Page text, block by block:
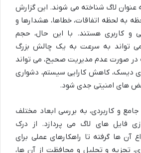
عنوان لاگ شناخته می شوند. این گزارش
به لحظه اتفاقات، خطاها، هشدارها و
و کاربری هستند. با این حال، حجم
می تواند به سرعت به یک چالش بزرگ
در صورت عدم مدیریت صحیح، می تواند
دیسک، کاهش کارایی سیستم، دشواری
های امنیتی جدی شود.
جامع و کاربردی، به بررسی ابعاد مختلف
فایل های لاگ می پردازد. از درک
آن ها گرفته تا راهکارهای عملی برای
تجزیه و تحلیل و محافظت از آن ها،